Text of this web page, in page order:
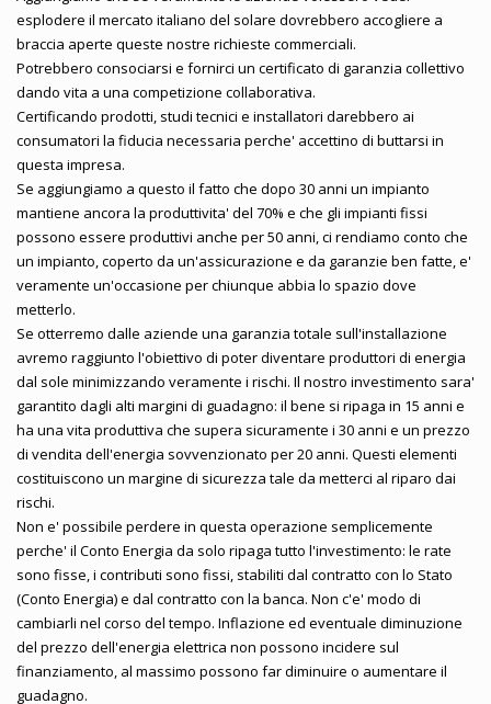
esplodere il mercato italiano del solare dovrebbero accogliere a
braccia aperte queste nostre richieste commerciali.
Potrebbero consociarsi e fornirci un certificato di garanzia collettivo
dando vita a una competizione collaborativa.
Certificando prodotti, studi tecnici e installatori darebbero ai
consumatori la fiducia necessaria perche' accettino di buttarsi in
questa impresa.
Se aggiungiamo a questo il fatto che dopo 30 anni un impianto
mantiene ancora la produttivita' del 70% e che gli impianti fissi
possono essere produttivi anche per 50 anni, ci rendiamo conto che
un impianto, coperto da un'assicurazione e da garanzie ben fatte, e'
veramente un'occasione per chiunque abbia lo spazio dove
metterlo.
Se otterremo dalle aziende una garanzia totale sull'installazione
avremo raggiunto l'obiettivo di poter diventare produttori di energia
dal sole minimizzando veramente i rischi. Il nostro investimento sara'
garantito dagli alti margini di guadagno: il bene si ripaga in 15 anni e
ha una vita produttiva che supera sicuramente i 30 anni e un prezzo
di vendita dell'energia sovvenzionato per 20 anni. Questi elementi
costituiscono un margine di sicurezza tale da metterci al riparo dai
rischi.
Non e' possibile perdere in questa operazione semplicemente
perche' il Conto Energia da solo ripaga tutto l'investimento: le rate
sono fisse, i contributi sono fissi, stabiliti dal contratto con lo Stato
(Conto Energia) e dal contratto con la banca. Non c'e' modo di
cambiarli nel corso del tempo. Inflazione ed eventuale diminuzione
del prezzo dell'energia elettrica non possono incidere sul
finanziamento, al massimo possono far diminuire o aumentare il
guadagno.